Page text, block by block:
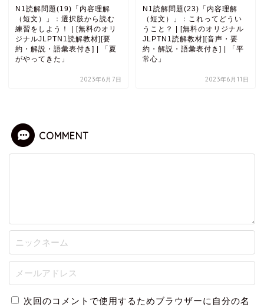
N1読解問題(19)「内容理解
（短文）」：選択肢から読む
練習をしよう！ | [無料のオリ
ジナルJLPTN1読解教材][要
約・解説・語彙表付き] | 「夏
がやってきた」
2023年6月7日
N1読解問題(23)「内容理解
（短文）」：これってどうい
うこと？ | [無料のオリジナル
JLPTN1読解教材][音声・要
約・解説・語彙表付き] | 「平
常心」
2023年6月11日
COMMENT
次回のコメントで使用するためブラウザーに自分の名